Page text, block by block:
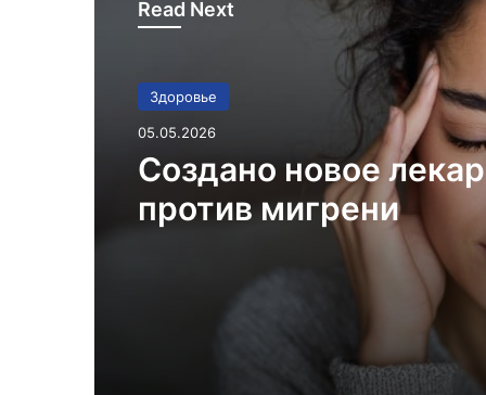
Read Next
Здоровье
05.05.2026
Создано новое
против мигрени